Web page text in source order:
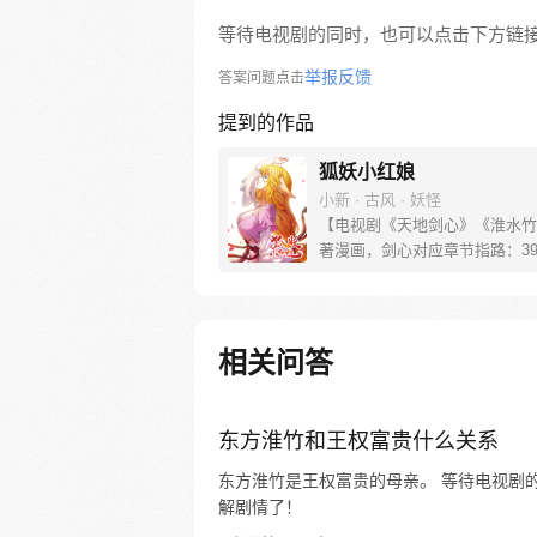
等待电视剧的同时，也可以点击下方链
答案问题点击举报反馈
提到的作品
狐妖小红娘
小新 · 古风 · 妖怪
【电视剧《天地剑心》《淮水
著漫画，剑心对应章节指路：
新。）
相关问答
东方淮竹和王权富贵什么关系
东方淮竹是王权富贵的母亲。 等待电视剧
解剧情了！